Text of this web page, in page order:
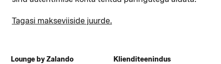
Tagasi makseviiside juurde.
Lounge by Zalando Klienditeenindus